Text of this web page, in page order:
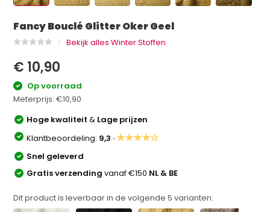
Fancy Bouclé Glitter Oker Geel
Bekijk alles Winter Stoffen
€ 10,90
Op voorraad
Meterprijs:€10,90
Hoge kwaliteit& Lage prijzen
Klantbeoordeling: 9,3 ·★★★★☆
Snel geleverd
Gratis verzendingvanaf €150 NL & BE
Dit product is leverbaar in de volgende5 varianten: